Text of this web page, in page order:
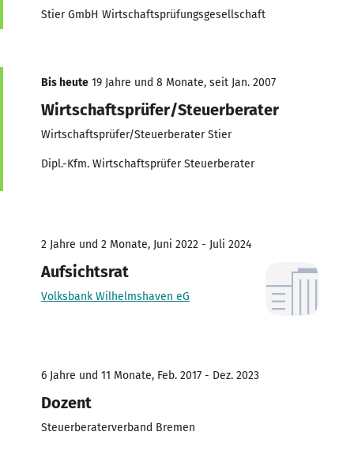
Stier GmbH Wirtschaftsprüfungsgesellschaft
Bis heute 19 Jahre und 8 Monate, seit Jan. 2007
Wirtschaftsprüfer/Steuerberater
Wirtschaftsprüfer/Steuerberater Stier
Dipl.-Kfm. Wirtschaftsprüfer Steuerberater
2 Jahre und 2 Monate, Juni 2022 - Juli 2024
Aufsichtsrat
Volksbank Wilhelmshaven eG
6 Jahre und 11 Monate, Feb. 2017 - Dez. 2023
Dozent
Steuerberaterverband Bremen